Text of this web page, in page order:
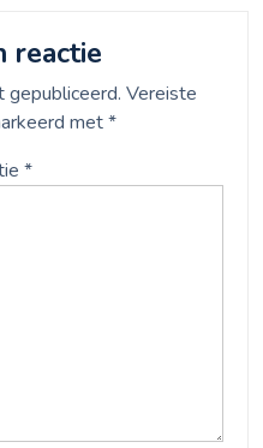
reactie
gepubliceerd. Vereiste
met*
*